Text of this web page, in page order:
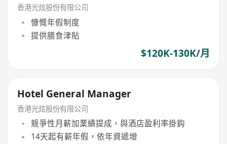
香港光炫股份有限公司
慷慨年假制度
提供膳食津貼
$120K-130K/月
Hotel General Manager
香港光炫股份有限公司
競爭性月薪加業績提成，與酒店盈利率掛鈎
14天起有薪年假，依年資遞增